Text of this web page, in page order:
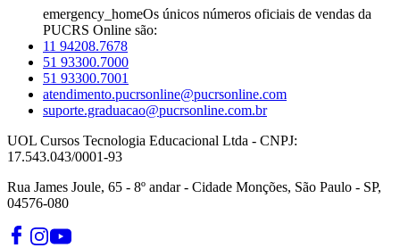
emergency_homeOs únicos números oficiais de vendas da
PUCRS Online são:
11 94208.7678
51 93300.7000
51 93300.7001
atendimento.pucrsonline@pucrsonline.com
suporte.graduacao@pucrsonline.com.br
UOL Cursos Tecnologia Educacional Ltda - CNPJ:
17.543.043/0001-93
Rua James Joule, 65 - 8º andar - Cidade Monções, São Paulo - SP,
04576-080